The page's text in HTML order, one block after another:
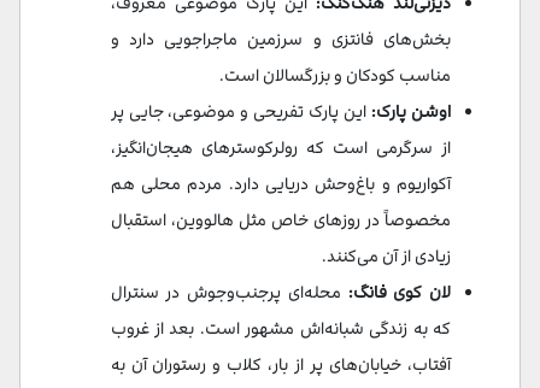
بخش‌های فانتزی و سرزمین ماجراجویی دارد و
مناسب کودکان و بزرگسالان است.
اوشن پارک: این پارک تفریحی و موضوعی، جایی پر
از سرگرمی است که رولرکوسترهای هیجان‌انگیز،
آکواریوم و باغ‌وحش دریایی دارد. مردم محلی هم
مخصوصاً در روزهای خاص مثل هالووین، استقبال
زیادی از آن می‌کنند.
لان کوی فانگ: محله‌ای پرجنب‌وجوش در سنترال
که به زندگی شبانه‌اش مشهور است. بعد از غروب
آفتاب، خیابان‌های پر از بار، کلاب و رستوران آن به